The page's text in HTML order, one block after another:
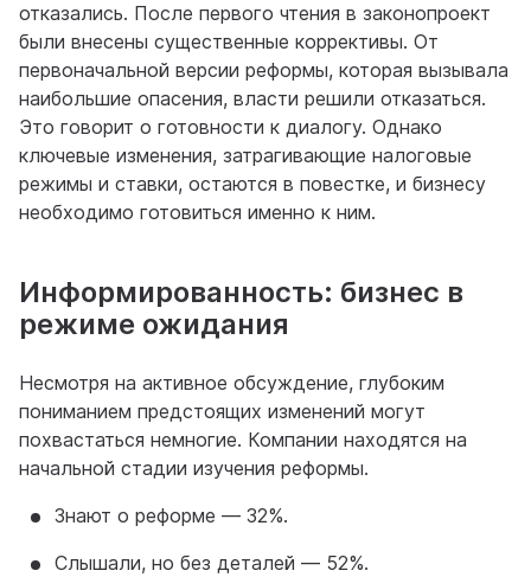
отказались. После первого чтения в законопроект
были внесены существенные коррективы. От
первоначальной версии реформы, которая вызывала
наибольшие опасения, власти решили отказаться.
Это говорит о готовности к диалогу. Однако
ключевые изменения, затрагивающие налоговые
режимы и ставки, остаются в повестке, и бизнесу
необходимо готовиться именно к ним.
Информированность: бизнес в
режиме ожидания
Несмотря на активное обсуждение, глубоким
пониманием предстоящих изменений могут
похвастаться немногие. Компании находятся на
начальной стадии изучения реформы.
Знают о реформе — 32%.
Слышали, но без деталей — 52%.